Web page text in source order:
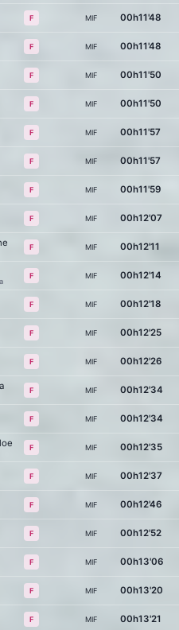
F MIF 00h11'48
F MIF 00h11'48
F MIF 00h11'50
F MIF 00h11'50
F MIF 00h11'57
F MIF 00h11'57
F MIF 00h11'59
F MIF 00h12'07
F MIF 00h12'11
F MIF 00h12'14
F MIF 00h12'18
F MIF 00h12'25
F MIF 00h12'26
F MIF 00h12'34
F MIF 00h12'34
F MIF 00h12'35
F MIF 00h12'37
F MIF 00h12'46
F MIF 00h12'52
F MIF 00h13'06
F MIF 00h13'20
F MIF 00h13'21